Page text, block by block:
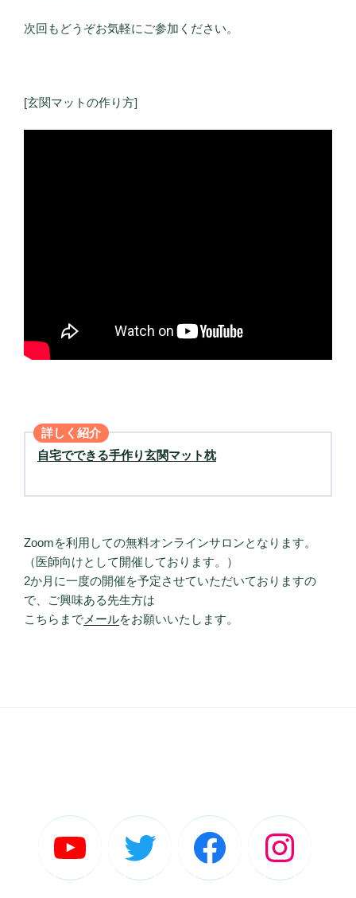
次回もどうぞお気軽にご参加ください。
[玄関マットの作り方]
詳しく紹介
自宅でできる手作り玄関マット枕
Zoomを利用しての無料オンラインサロンとなります。
（医師向けとして開催しております。）
2か月に一度の開催を予定させていただいておりますの
で、ご興味ある先生方は
こちらまで メールをお願いいたします。